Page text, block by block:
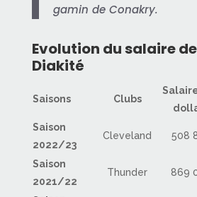
gamin de Conakry.
Evolution du salaire
Diakité
Saisons Clubs
Saison
2022/23
Cleveland 508
Saison
2021/22
Thunder 869